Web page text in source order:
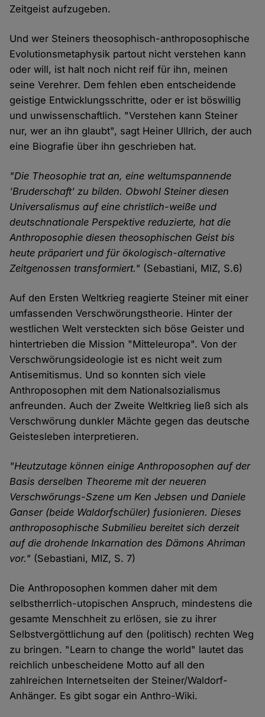
Zeitgeist aufzugeben.
Und wer Steiners theosophisch-anthroposophische
Evolutionsmetaphysik partout nicht verstehen kann
oder will, ist halt noch nicht reif für ihn, meinen
seine Verehrer. Dem fehlen eben entscheidende
geistige Entwicklungsschritte, oder er ist böswillig
und unwissenschaftlich. "Verstehen kann Steiner
nur, wer an ihn glaubt", sagt Heiner Ullrich, der auch
eine Biografie über ihn geschrieben hat.
"Die Theosophie trat an, eine weltumspannende
'Bruderschaft' zu bilden. Obwohl Steiner diesen
Universalismus auf eine christlich-weiße und
deutschnationale Perspektive reduzierte, hat die
Anthroposophie diesen theosophischen Geist bis
heute präpariert und für ökologisch-alternative
Zeitgenossen transformiert." (Sebastiani, MIZ, S.6)
Auf den Ersten Weltkrieg reagierte Steiner mit einer
umfassenden Verschwörungstheorie. Hinter der
westlichen Welt versteckten sich böse Geister und
hintertrieben die Mission "Mitteleuropa". Von der
Verschwörungsideologie ist es nicht weit zum
Antisemitismus. Und so konnten sich viele
Anthroposophen mit dem Nationalsozialismus
anfreunden. Auch der Zweite Weltkrieg ließ sich als
Verschwörung dunkler Mächte gegen das deutsche
Geistesleben interpretieren.
"Heutzutage können einige Anthroposophen auf der
Basis derselben Theoreme mit der neueren
Verschwörungs-Szene um Ken Jebsen und Daniele
Ganser (beide Waldorfschüler) fusionieren. Dieses
anthroposophische Submilieu bereitet sich derzeit
auf die drohende Inkarnation des Dämons Ahriman
vor." (Sebastiani, MIZ, S. 7)
Die Anthroposophen kommen daher mit dem
selbstherrlich-utopischen Anspruch, mindestens die
gesamte Menschheit zu erlösen, sie zu ihrer
Selbstvergöttlichung auf den (politisch) rechten Weg
zu bringen. "Learn to change the world" lautet das
reichlich unbescheidene Motto auf all den
zahlreichen Internetseiten der Steiner/Waldorf-
Anhänger. Es gibt sogar ein Anthro-Wiki.